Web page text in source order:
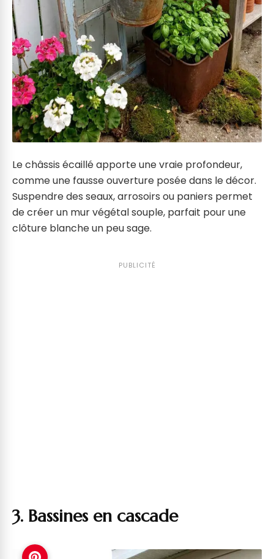
Le châssis écaillé apporte une vraie profondeur,
comme une fausse ouverture posée dans le décor.
Suspendre des seaux, arrosoirs ou paniers permet
de créer un mur végétal souple, parfait pour une
clôture blanche un peu sage.
PUBLICITÉ
3. Bassines en cascade